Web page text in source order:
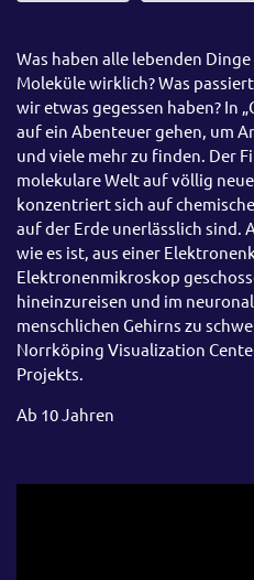
Was haben alle lebenden
Moleküle wirklich? Was
wir etwas gegessen haben? In
auf ein Abenteuer gehen, um
und viele mehr zu finden. Der
molekulare Welt auf völlig
konzentriert sich auf
auf der Erde unerlässlich sind.
wie es ist, aus einer
Elektronenmikroskop
hineinzureisen und im
menschlichen Gehirns zu
Norrköping Visualization
Projekts.
Ab 10 Jahren